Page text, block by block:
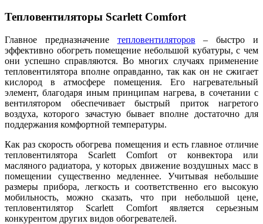
Тепловентиляторы Scarlett Comfort
Главное предназначение тепловентиляторов – быстро и
эффективно обогреть помещение небольшой кубатуры, с чем
они успешно справляются. Во многих случаях применение
тепловентилятора вполне оправданно, так как он не сжигает
кислород в атмосфере помещения. Его нагревательный
элемент, благодаря иным принципам нагрева, в сочетании с
вентилятором обеспечивает быстрый приток нагретого
воздуха, которого зачастую бывает вполне достаточно для
поддержания комфортной температуры.
Как раз скорость обогрева помещения и есть главное отличие
тепловентилятора Scarlett Comfort от конвектора или
масляного радиатора, у которых движение воздушных масс в
помещении существенно медленнее. Учитывая небольшие
размеры прибора, легкость и соответственно его высокую
мобильность, можно сказать, что при небольшой цене,
тепловентилятор Scarlett Comfort является серьезным
конкурентом других видов обогревателей.